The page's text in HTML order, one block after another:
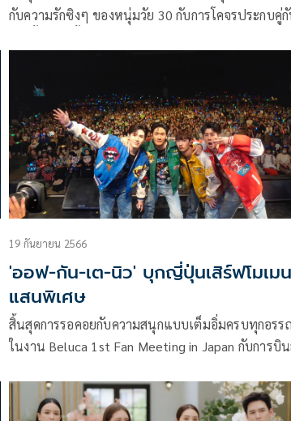
กับความรักซิงๆ ของหนุ่มวัย 30 กับการโคจรประกบคู่
Cherry Magic 30 ยังซิง
19 กันยายน 2566
'ออฟ-กัน-เต-นิว' บุกญี่ปุ่นเสิร์ฟโมเม
แสนพิเศษ
สิ้นสุดการรอคอยกับความสนุกแบบเต็มอิ่มครบทุกอรร
ในงาน Beluca 1st Fan Meeting in Japan กับการบิ
ของ 4 นักแสดงสุดฮอต ออฟ-จุมพล อดุลกิตติพร, กัน-
อรรถพันธ์ พูลสวัสดิ์, เต-ตะวัน วิหครัตน์, นิว-ฐิติภูมิ เต